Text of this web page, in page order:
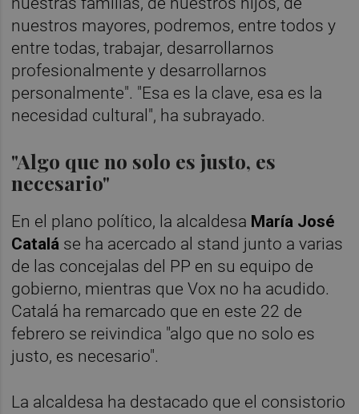
nuestros mayores, podremos, entre todos y
entre todas, trabajar, desarrollarnos
profesionalmente y desarrollarnos
personalmente". "Esa es la clave, esa es la
necesidad cultural", ha subrayado.
"Algo que no solo es justo, es
necesario"
En el plano político, la alcaldesa María José
Catalá se ha acercado al stand junto a varias
de las concejalas del PP en su equipo de
gobierno, mientras que Vox no ha acudido.
Catalá ha remarcado que en este 22 de
febrero se reivindica "algo que no solo es
justo, es necesario".
La alcaldesa ha destacado que el consistorio